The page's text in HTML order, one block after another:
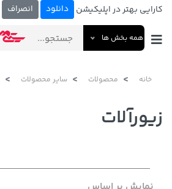
کارایی بهتر در اپلیکیشن دانلود انصراف
همه بخش ها
خانه محصولات سایر محصولات
زیورآلات